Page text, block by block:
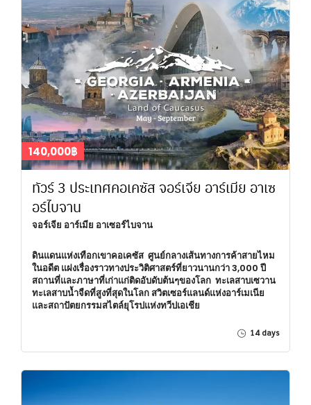
140,000฿
ทัวร์ 3 ประเทศคอเคซัส จอร์เจีย อาร์เมีย อาเซ
อร์ไบจาน
จอร์เจีย อาร์เมีย อาเซอร์ไบจาน
ดินแดนแห่งเทือกเขาคอเคซัส ศูนย์กลางเส้นทางการค้าสายไหม
ในอดีต แฝงเรื่องราวทางประวิติศาสตร์ที่ยาวนานกว่า 3,000 ปี
สถานที่และภาษาที่เก่าแก่ติดอับดับต้นๆของโลก ทะเลสาบเซวาน
ทะเลสาบน้ำจืดที่สูงที่สุดในโลก สวิตเซอร์แลนด์แห่งอาร์เมเนีย
และสถาปัตยกรรมสไตล์ยุโรปแห่งทวีปเอเชีย
14 days